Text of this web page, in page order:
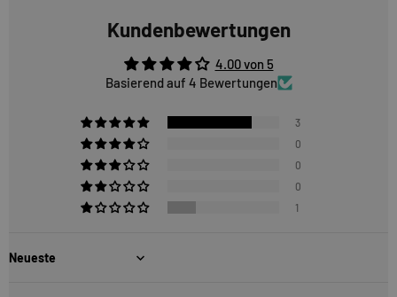
Kundenbewertungen
4.00 von 5
Basierend auf 4 Bewertungen
3
0
0
0
1
Sort by